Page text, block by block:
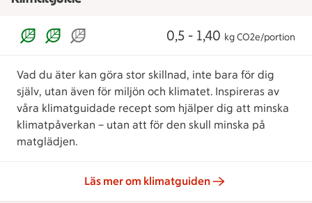
0,5 - 1,40 kg CO2e/portion
Vad du äter kan göra stor skillnad, inte bara för dig
själv, utan även för miljön och klimatet. Inspireras av
våra klimatguidade recept som hjälper dig att minska
klimatpåverkan – utan att för den skull minska på
matglädjen.
Läs mer om klimatguiden